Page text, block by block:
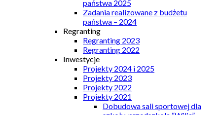
państwa 2025
Zadania realizowane z budżetu
państwa – 2024
Regranting
Regranting 2023
Regranting 2022
Inwestycje
Projekty 2024 i 2025
Projekty 2023
Projekty 2022
Projekty 2021
Dobudowa sali sportowej dla